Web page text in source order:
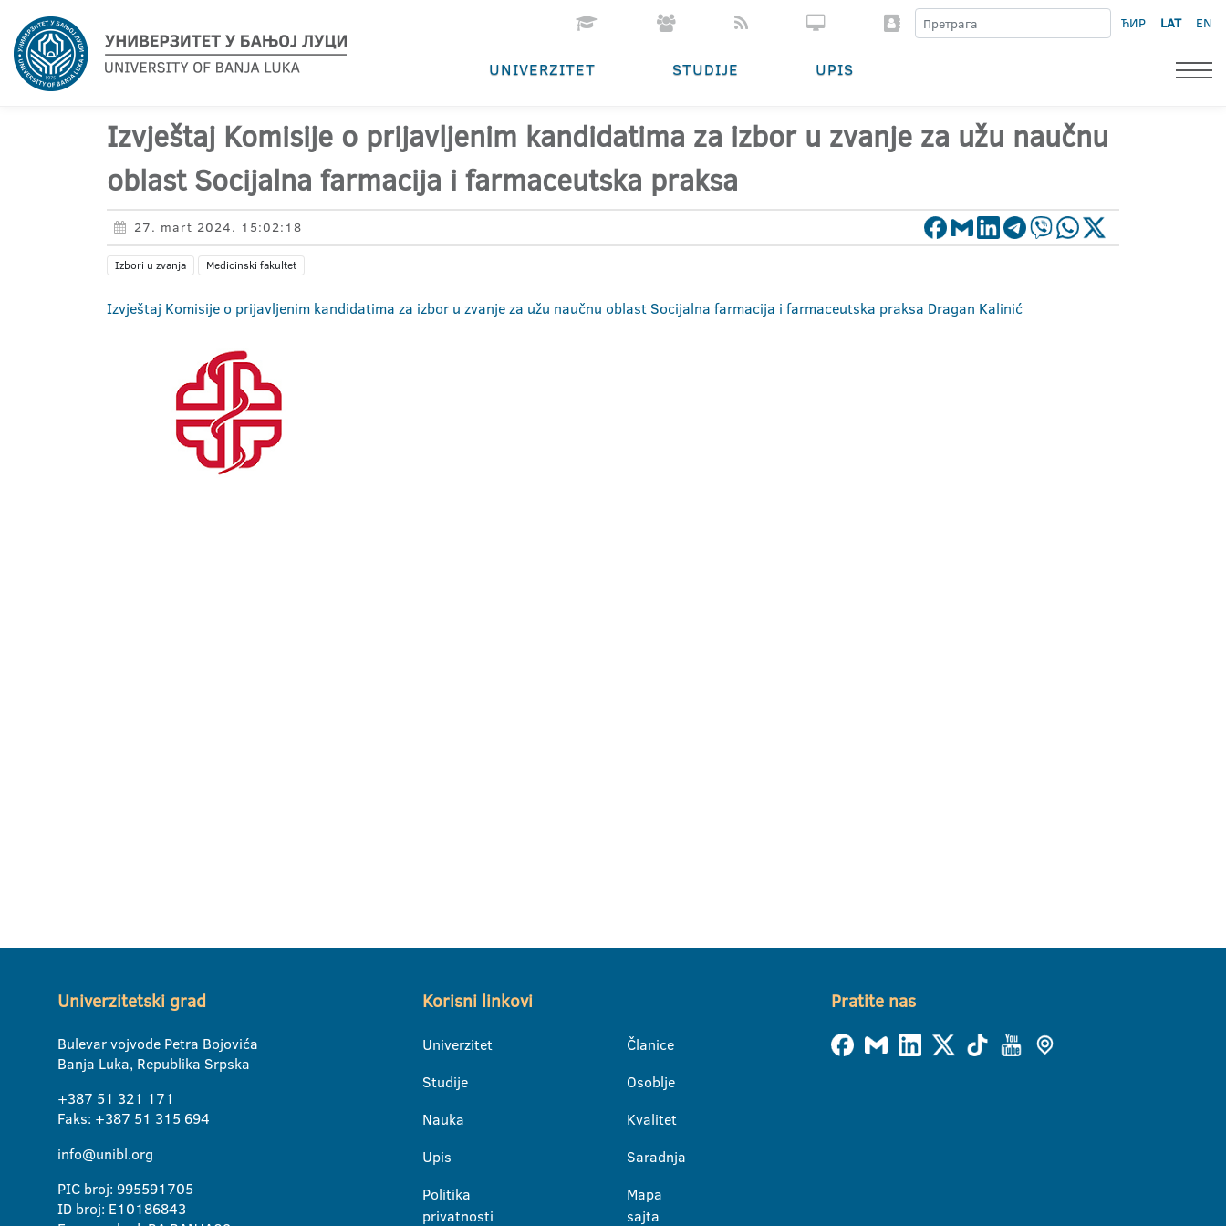
ЋИР LAT EN
UNIVERZITET STUDIJE UPIS
Izvještaj Komisije o prijavljenim kandidatima za izbor u zvanje za užu naučnu
oblast Socijalna farmacija i farmaceutska praksa
27. mart 2024. 15:02:18
Izbori u zvanja Medicinski fakultet
Izvještaj Komisije o prijavljenim kandidatima za izbor u zvanje za užu naučnu oblast Socijalna farmacija i farmaceutska praksa Dragan Kalinić
Univerzitetski grad
Bulevar vojvode Petra Bojovića
Banja Luka, Republika Srpska
+387 51 321 171
Faks: +387 51 315 694
info@unibl.org
PIC broj: 995591705
ID broj: E10186843
Korisni linkovi
Univerzitet
Studije
Nauka
Upis
Politika
privatnosti
Članice
Osoblje
Kvalitet
Saradnja
Mapa
sajta
Pratite nas